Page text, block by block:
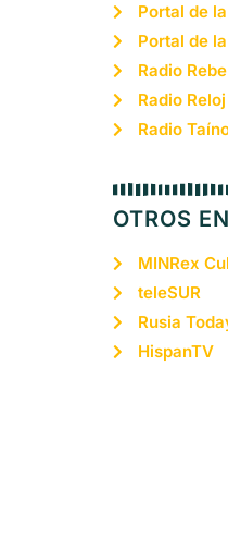
Portal de
Portal de
Radio
Radio Reloj
Radio
OTROS
MINRex
teleSUR
Rusia
HispanTV